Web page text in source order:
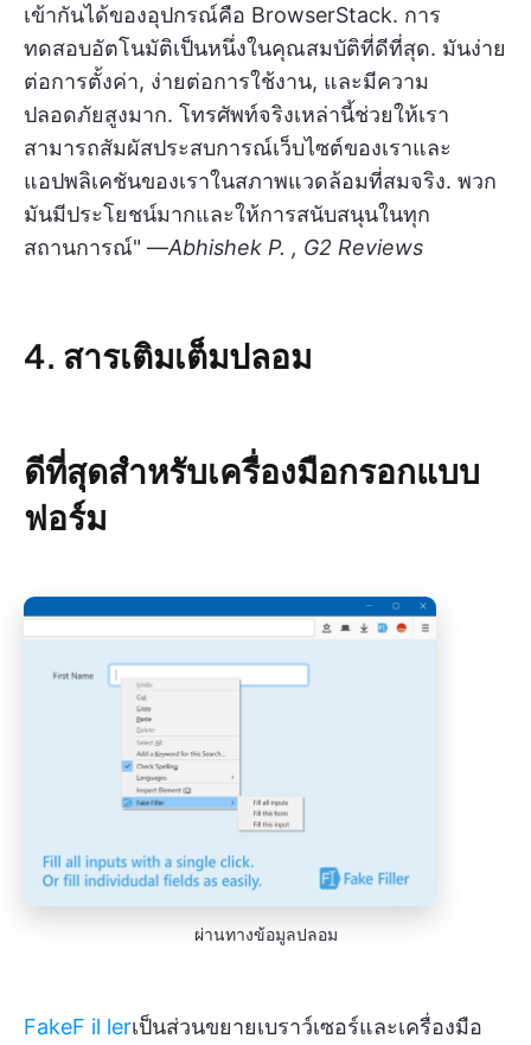
เข้ากันได้ของอุปกรณ์คือ BrowserStack. การ
ทดสอบอัตโนมัติเป็นหนึ่งในคุณสมบัติที่ดีที่สุด. มันง่าย
ต่อการตั้งค่า, ง่ายต่อการใช้งาน, และมีความ
ปลอดภัยสูงมาก. โทรศัพท์จริงเหล่านี้ช่วยให้เรา
สามารถสัมผัสประสบการณ์เว็บไซต์ของเราและ
แอปพลิเคชันของเราในสภาพแวดล้อมที่สมจริง. พวก
มันมีประโยชน์มากและให้การสนับสนุนในทุก
สถานการณ์" —Abhishek P. , G2 Reviews
4. สารเติมเต็มปลอม
ดีที่สุดสำหรับเครื่องมือกรอกแบบ
ฟอร์ม
ผ่านทางข้อมูลปลอม
FakeF il lerเป็นส่วนขยายเบราว์เซอร์และเครื่องมือ